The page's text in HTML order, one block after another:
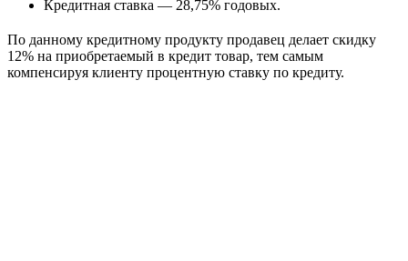
Кредитная ставка — 28,75% годовых.
По данному кредитному продукту продавец делает скидку
12% на приобретаемый в кредит товар, тем самым
компенсируя клиенту процентную ставку по кредиту.